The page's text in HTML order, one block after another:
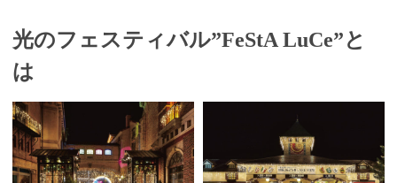
光のフェスティバル”FeStA LuCe”と
は